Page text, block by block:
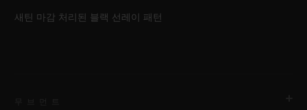
새틴 마감 처리된 블랙 선레이 패턴